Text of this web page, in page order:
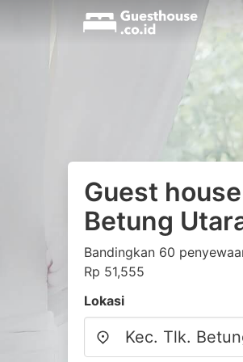
Guest
Betung
Bandingkan 60
Rp 51,555
Lokasi